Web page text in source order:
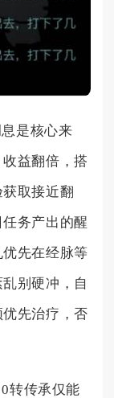
是核心来
益翻倍，搭
取接近翻
务产出的醒
先在经脉等
别硬冲，自
先治疗，否
转传承仅能